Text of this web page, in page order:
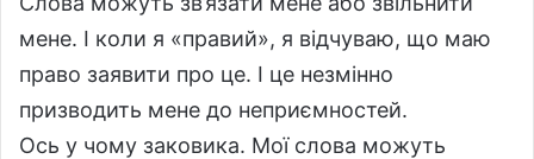
мене. І коли я «правий», я відчуваю, що маю
право заявити про це. І це незмінно
призводить мене до неприємностей.
Ось у чому заковика. Мої слова можуть